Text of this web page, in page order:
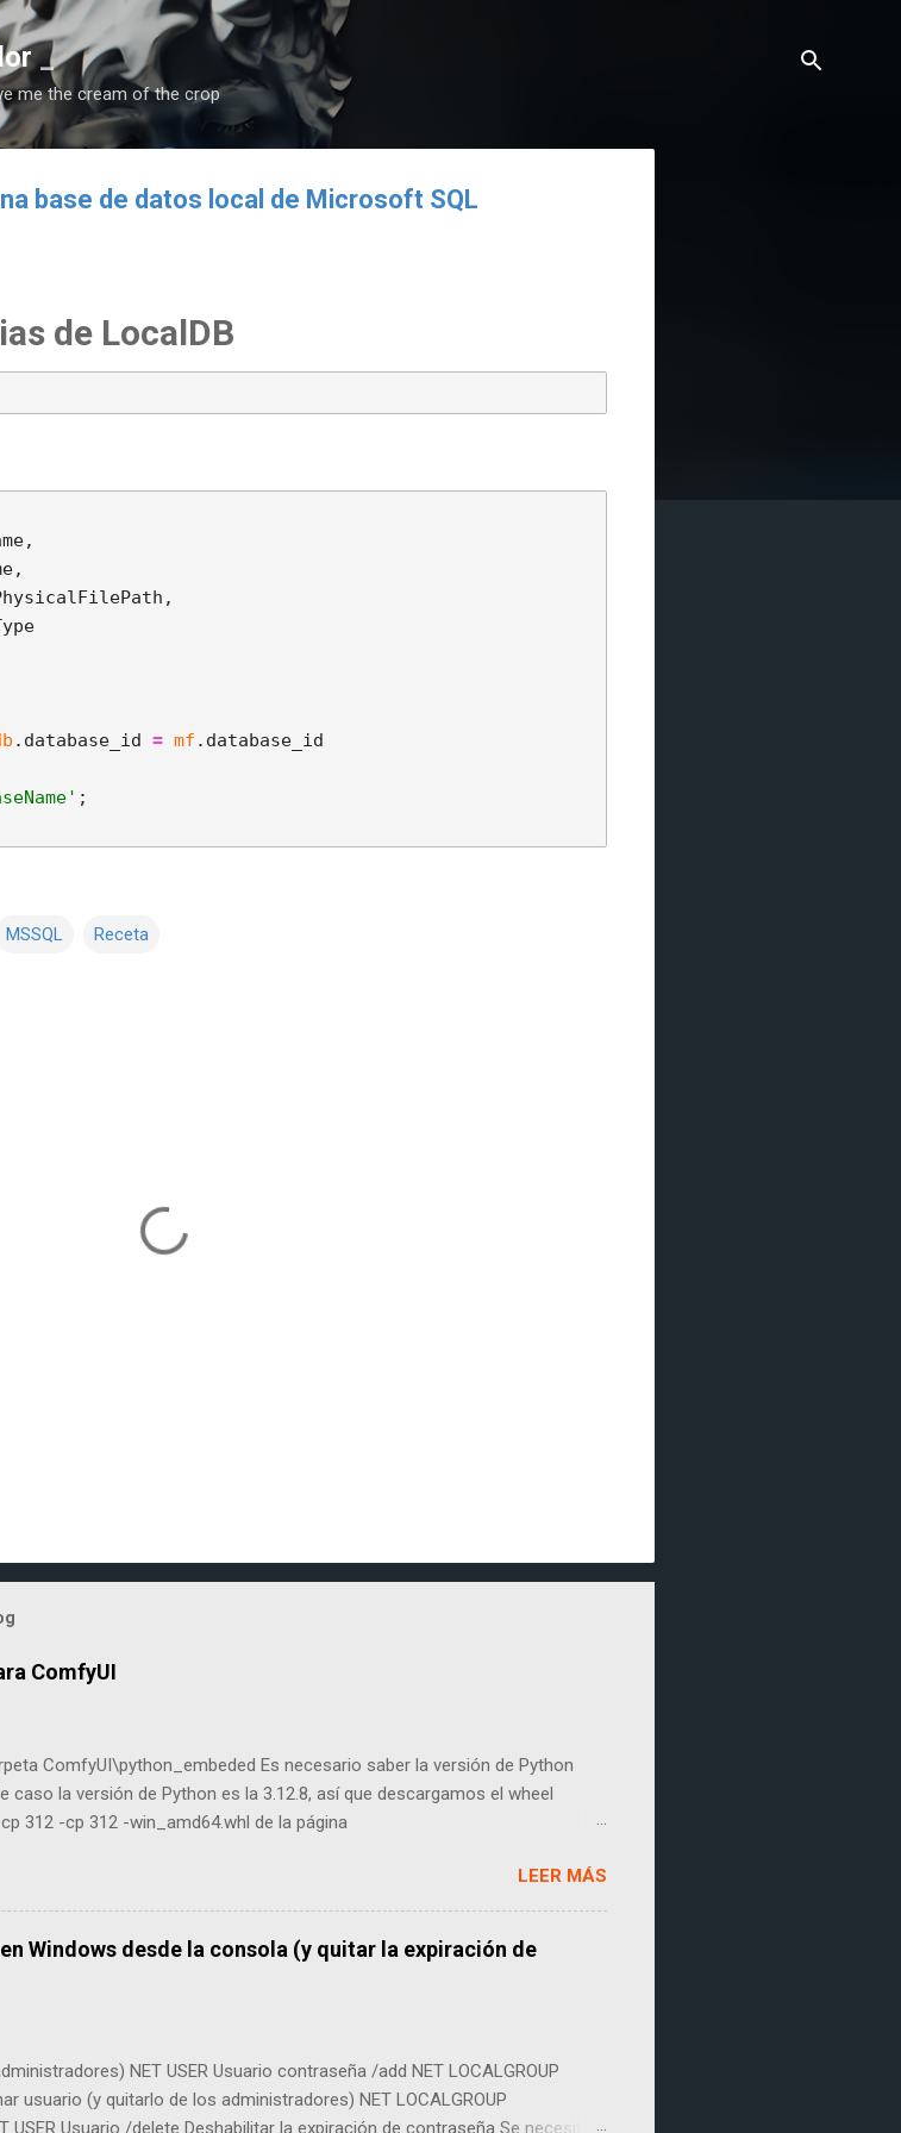
Ir al contenido principal
me the cream of the crop
base de datos local de Microsoft SQL
de LocalDB
.database_id = mf
;
MSSQL Receta
ComfyUI
ComfyUI\python_embeded Es necesario saber la versión de Python
caso la versión de Python es la 3.12.8, así que descargamos el wheel
312 -cp 312 -win_amd64.whl de la página
LEER MÁS
Windows desde la consola (y quitar la expiración de
NET USER Usuario contraseña /add NET LOCALGROUP
usuario (y quitarlo de los administradores) NET LOCALGROUP
Usuario /delete Deshabilitar la expiración de contraseña Se necesita